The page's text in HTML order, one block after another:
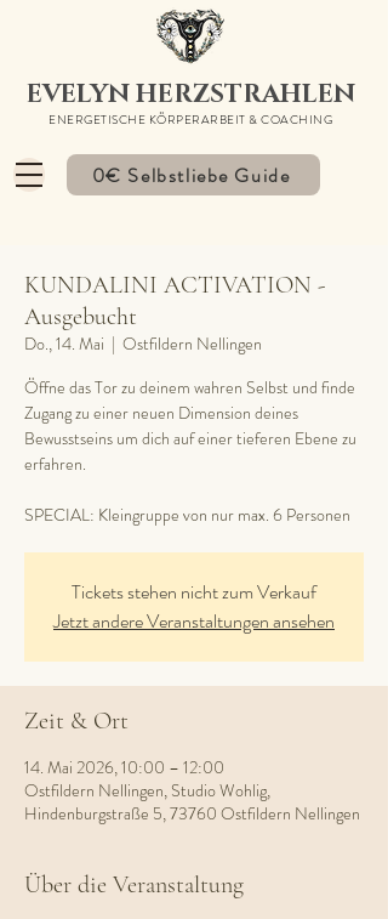
ENERGETISCHE KÖRPERARBEIT & COACHING
EVELYN HERZSTRAHLEN
0€ Selbstliebe Guide
KUNDALINI ACTIVATION -
Ausgebucht
Do., 14. Mai
  |
Ostfildern Nellingen
Öffne das Tor zu deinem wahren Selbst und finde
Zugang zu einer neuen Dimension deines
Bewusstseins um dich auf einer tieferen Ebene zu
erfahren.
SPECIAL: Kleingruppe von nur max. 6 Personen
Tickets stehen nicht zum Verkauf
Jetzt andere Veranstaltungen ansehen
Zeit & Ort
14. Mai 2026, 10:00 – 12:00
Ostfildern Nellingen, Studio Wohlig,
Hindenburgstraße 5, 73760 Ostfildern Nellingen
Über die Veranstaltung